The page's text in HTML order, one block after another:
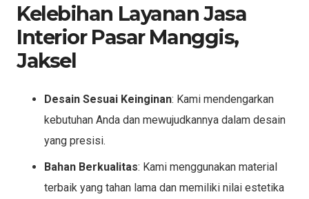
Kelebihan Layanan Jasa
Interior Pasar Manggis,
Jaksel
Desain Sesuai Keinginan: Kami mendengarkan
kebutuhan Anda dan mewujudkannya dalam desain
yang presisi.
Bahan Berkualitas: Kami menggunakan material
terbaik yang tahan lama dan memiliki nilai estetika